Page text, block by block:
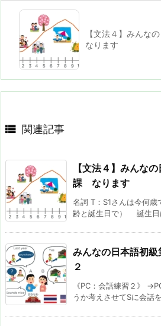
【文法４】みんな
なります
 関連記事
【文法４】みんな
課 なります
名詞 T：S1さんは今何
齢と誕生日で） 誕生日
みんなの日本語初
２
《PC：会話練習２》
うか考えさせてSに会話